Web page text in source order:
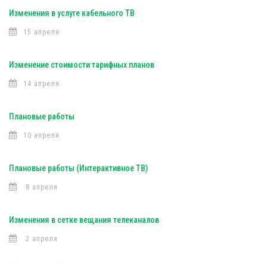
Изменения в услуге кабельного ТВ
15 апреля
Изменение стоимости тарифных планов
14 апреля
Плановые работы
10 апреля
Плановые работы (Интерактивное ТВ)
8 апреля
Изменения в сетке вещания телеканалов
2 апреля